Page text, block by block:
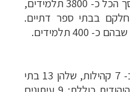
יסודיים, תיכונים ובי"ס גבוה. סך הכל כ- 3800 תלמידים,
בבתי ספר דתיים.
תלמידים.
החיים הקהילתיים מתרכזים ב- 7 קהילות, שלהן 13 בתי